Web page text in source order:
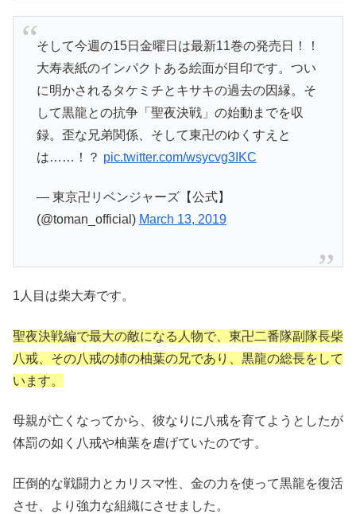
そして今週の15日金曜日は最新11巻の発売日！！
大寿表紙のインパクトある絵面が目印です。つい
に明かされるタケミチとキサキの過去の因縁。そ
して黒龍との抗争「聖夜決戦」の始動までを収
録。歪な兄弟関係、そして東卍のゆくすえと
は……！？ pic.twitter.com/wsycvg3IKC
— 東京卍リベンジャーズ【公式】
(@toman_official) March 13, 2019
1人目は柴大寿です。
聖夜決戦編で最大の敵になる人物で、東卍二番隊副隊長柴
八戒、その八戒の姉の柚葉の兄であり、黒龍の総長をして
います。
母親が亡くなってから、彼なりに八戒を育てようとしたが
体罰の如く八戒や柚葉を虐げていたのです。
圧倒的な戦闘力とカリスマ性、金の力を使って黒龍を復活
させ、より強力な組織にさせました。